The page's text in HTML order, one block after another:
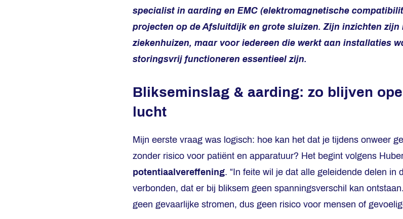
specialist in aarding en EMC (elektromagnetische
projecten op de Afsluitdijk en grote sluizen. Zijn inzichten
ziekenhuizen, maar voor iedereen die werkt aan installaties
storingsvrij functioneren essentieel zijn.
Blikseminslag & aarding: zo blijven
lucht
Mijn eerste vraag was logisch: hoe kan het dat je tijdens onweer
zonder risico voor patiënt en apparatuur? Het begint volgens
potentiaalvereffening. “In feite wil je dat alle geleidende delen in
verbonden, dat er bij bliksem geen spanningsverschil kan
geen gevaarlijke stromen, dus geen risico voor mensen of